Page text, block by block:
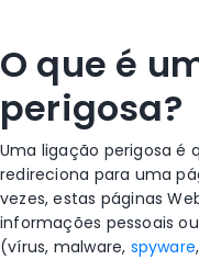
O que é
perigosa?
Uma ligação perigosa é
redireciona para uma
vezes, estas páginas
informações pessoais
(vírus, malware, spyware